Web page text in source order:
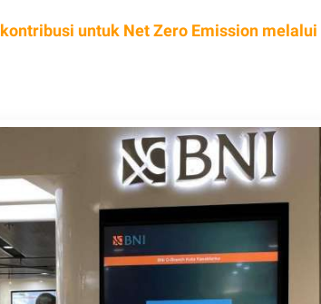
untuk Net Zero Emission melalui